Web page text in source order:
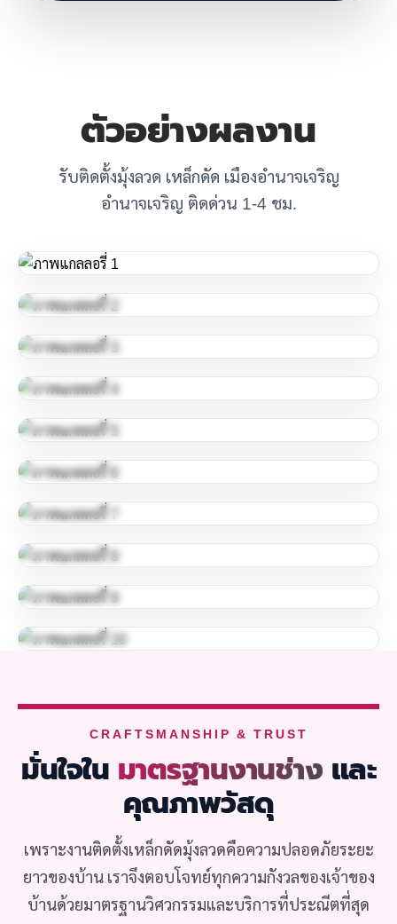
ตัวอย่างผลงาน
รับติดตั้งมุ้งลวด เหล็กดัด เมืองอำนาจเจริญ
อำนาจเจริญ ติดด่วน 1-4 ชม.
CRAFTSMANSHIP & TRUST
มั่นใจใน มาตรฐานงานช่าง และ
คุณภาพวัสดุ
เพราะงานติดตั้งเหล็กดัดมุ้งลวดคือความปลอดภัยระยะ
ยาวของบ้าน เราจึงตอบโจทย์ทุกความกังวลของเจ้าของ
บ้านด้วยมาตรฐานวิศวกรรมและบริการที่ประณีตที่สุด